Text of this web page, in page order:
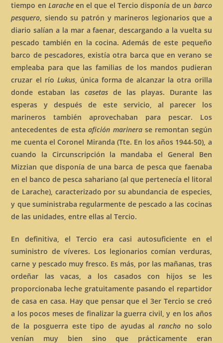
tiempo en Laracheen el que el Tercio disponía de un barco
pesquero, siendo su patrón y marineros legionarios que a
diario salían a la mar a faenar, descargando a la vuelta su
pescado también en la cocina. Además de este pequeño
barco de pescadores, existía otra barca que en verano se
empleaba para que las familias de los mandos pudieran
cruzar el río Lukus, única forma de alcanzar la otra orilla
donde estaban las casetas de las playas. Durante las
esperas y después de este servicio, al parecer los
marineros también aprovechaban para pescar. Los
antecedentes de estaafición marinerase remontan según
me cuenta el Coronel Miranda (Tte. En los años 1944-50), a
cuando la Circunscripción la mandaba el General Ben
Mizzian que disponía de una barca de pesca que faenaba
en el banco de pesca sahariano (al que pertenecía el litoral
de Larache), caracterizado por su abundancia de especies,
y que suministraba regularmente de pescado a las cocinas
de las unidades, entre ellas al Tercio.
En definitiva, el Tercio era casi autosuficiente en el
suministro de víveres. Los legionarios comían verduras,
carne y pescado muy fresco. Es más, por las mañanas, tras
ordeñar las vacas, a los casados con hijos se les
proporcionaba leche gratuitamente pasando el repartidor
de casa en casa. Hay que pensar que el 3er Tercio se creó
a los pocos meses de finalizar la guerra civil, y en los años
de la posguerra este tipo de ayudas alrancho no solo
venían muy bien sino que prácticamente eran